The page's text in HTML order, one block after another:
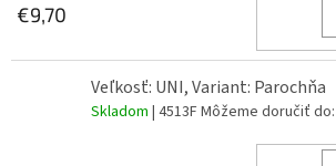
€9,70
Veľkosť: UNI, Variant: Parochňa
Skladom | 4513F Môžeme doručiť do: